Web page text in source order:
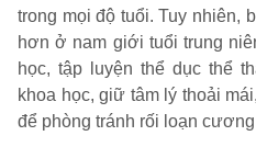
trong mọi độ tuổi. Tuy nhiên,
hơn ở nam giới tuổi trung
học, tập luyện thể dục thể
khoa học, giữ tâm lý thoải
để phòng tránh rối loạn